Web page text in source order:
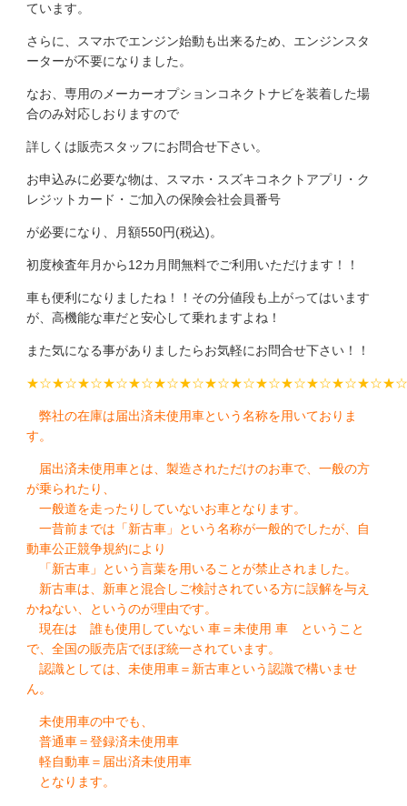
ています。
さらに、スマホでエンジン始動も出来るため、エンジンスタ
ーターが不要になりました。
なお、専用のメーカーオプションコネクトナビを装着した場
合のみ対応しおりますので
詳しくは販売スタッフにお問合せ下さい。
お申込みに必要な物は、スマホ・スズキコネクトアプリ・ク
レジットカード・ご加入の保険会社会員番号
が必要になり、月額550円(税込)。
初度検査年月から12カ月間無料でご利用いただけます！！
車も便利になりましたね！！その分値段も上がってはいます
が、高機能な車だと安心して乗れますよね！
また気になる事がありましたらお気軽にお問合せ下さい！！
弊社の在庫は届出済未使用車という名称を用いておりま
す。
届出済未使用車とは、製造されただけのお車で、一般の方
が乗られたり、
一般道を走ったりしていないお車となります。
一昔前までは「新古車」という名称が一般的でしたが、自
動車公正競争規約により
「新古車」という言葉を用いることが禁止されました。
新古車は、新車と混合しご検討されている方に誤解を与え
かねない、というのが理由です。
現在は 誰も使用していない 車＝未使用 車 ということ
で、全国の販売店でほぼ統一されています。
認識としては、未使用車＝新古車という認識で構いませ
ん。
未使用車の中でも、
普通車＝登録済未使用車
軽自動車＝届出済未使用車
となります。